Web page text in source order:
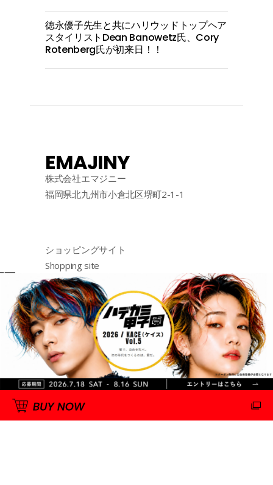
徳永優子先生と共にハリウッドトップヘア
スタイリストDean Banowetz氏、Cory
Rotenberg氏が初来日！！
EMAJINY
株式会社エマジニー
福岡県北九州市小倉北区堺町2-1-1
ショッピングサイト
Shopping site
购物网站
http://emajiny.jp